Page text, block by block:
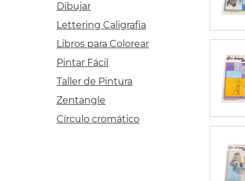
Dibujar
Lettering Caligrafia
Libros para Colorear
Pintar Fácil
Taller de Pintura
Zentangle
Círculo cromático